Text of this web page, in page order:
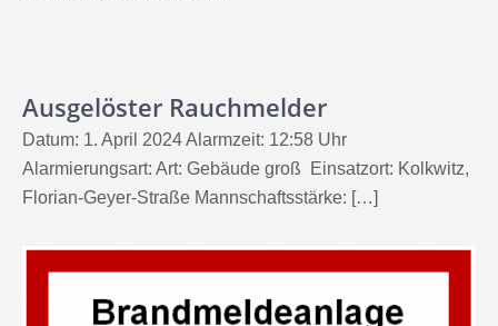
Ausgelöster Rauchmelder
Datum: 1. April 2024 Alarmzeit: 12:58 Uhr
Alarmierungsart: Art: Gebäude groß Einsatzort: Kolkwitz,
Florian-Geyer-Straße Mannschaftsstärke: […]